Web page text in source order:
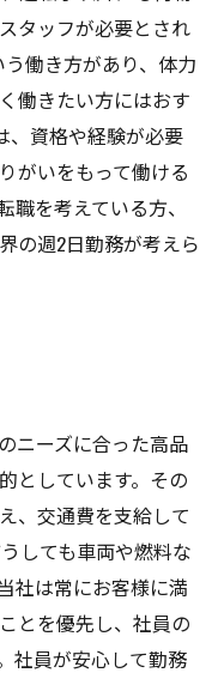
タッフが必要とされ
働き方があり、体力
働きたい方にはおす
、資格や経験が必要
がいをもって働ける
を考えている方、
の週2日勤務が考えら
ニーズに合った高品
としています。その
、交通費を支給して
しても車両や燃料な
社は常にお客様に満
とを優先し、社員の
社員が安心して勤務